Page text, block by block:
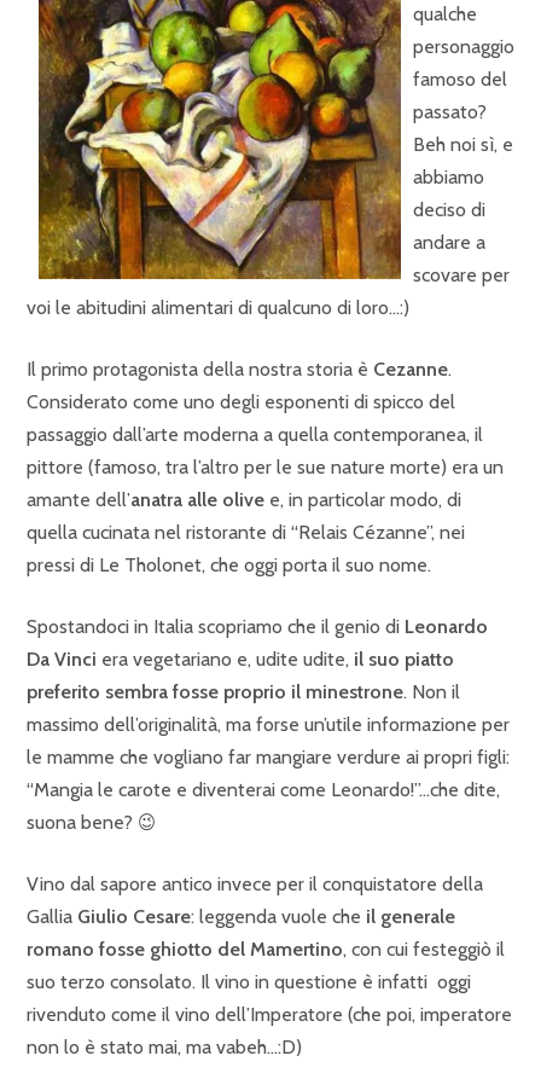
qualche
personaggio
famoso del
passato?
Beh noi sì, e
abbiamo
deciso di
andare a
scovare per
voi le abitudini alimentari di qualcuno di loro…:)
Il primo protagonista della nostra storia è Cezanne.
Considerato come uno degli esponenti di spicco del
passaggio dall’arte moderna a quella contemporanea, il
pittore (famoso, tra l’altro per le sue nature morte) era un
amante dell’anatra alle olive e, in particolar modo, di
quella cucinata nel ristorante di “Relais Cézanne”, nei
pressi di Le Tholonet, che oggi porta il suo nome.
Spostandoci in Italia scopriamo che il genio di Leonardo
Da Vinci era vegetariano e, udite udite, il suo piatto
preferito sembra fosse proprio il minestrone. Non il
massimo dell’originalità, ma forse un’utile informazione per
le mamme che vogliano far mangiare verdure ai propri figli:
“Mangia le carote e diventerai come Leonardo!”…che dite,
suona bene? 😉
Vino dal sapore antico invece per il conquistatore della
Gallia Giulio Cesare: leggenda vuole che il generale
romano fosse ghiotto del Mamertino, con cui festeggiò il
suo terzo consolato. Il vino in questione è infatti oggi
rivenduto come il vino dell’Imperatore (che poi, imperatore
non lo è stato mai, ma vabeh…:D)